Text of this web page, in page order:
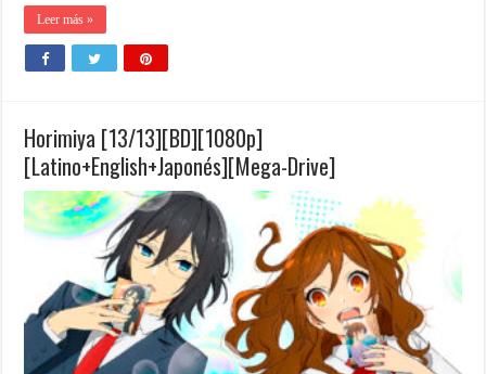
Leer más »
Horimiya [13/13][BD][1080p]
[Latino+English+Japonés][Mega-Drive]